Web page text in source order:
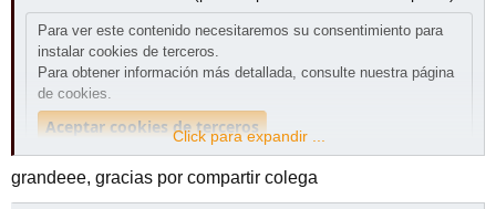
Para ver este contenido necesitaremos su consentimiento para
instalar cookies de terceros.
Para obtener información más detallada, consulte nuestra página
de cookies.
Aceptar cookies de terceros
Click para expandir ...
grandeee, gracias por compartir colega